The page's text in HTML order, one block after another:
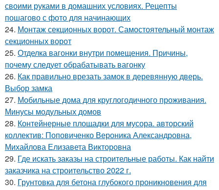
своими руками в домашних условиях. Рецепты
пошагово с фото для начинающих
24. Монтаж секционных ворот. Самостоятельный монтаж
секционных ворот
25. Отделка вагонки внутри помещения. Причины,
почему следует обрабатывать вагонку
26. Как правильно врезать замок в деревянную дверь.
Выбор замка
27. Мобильные дома для круглогодичного проживания.
Минусы модульных домов
28. Контейнерные площадки для мусора. авторский
коллектив: Поповиченко Вероника Александровна,
Михайлова Елизавета Викторовна
29. Где искать заказы на строительные работы. Как найти
заказчика на строительство 2022 г.
30. Грунтовка для бетона глубокого проникновения для